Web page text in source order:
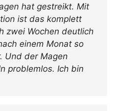
hat gestreikt. Mit
ist das komplett
zwei Wochen deutlich
einem Monat so
Und der Magen
problemlos. Ich bin